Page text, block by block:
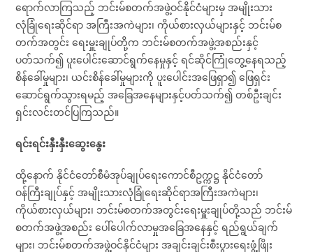
ရောက်လာကြသည့် ဘင်းမ်စတက်အဖွဲ့ဝင်နိုင်ငံများမှ အမျိုးသား
လုံခြုံရေးဆိုင်ရာ အကြီးအကဲများ၊ ကိုယ်စားလှယ်များနှင့် ဘင်းမ်စ
တက်အတွင်း ရေးမှူးချုပ်တို့က ဘင်းမ်စတက်အဖွဲ့အစည်းနှင့်
ပတ်သက်၍ ပူးပေါင်းဆောင်ရွက်နေမှုနှင့် ရင်ဆိုင်ကြုံတွေ့နေရသည့်
စိန်ခေါ်မှုများ၊ ယင်းစိန်ခေါ်မှုများကို ပူးပေါင်းအဖြေရှာ၍ ဖြေရှင်း
ဆောင်ရွက်သွားရမည့် အခြေအနေများနှင့်ပတ်သက်၍ တစ်ဦးချင်း
ရှင်းလင်းတင်ပြကြသည်။
ရင်းရင်းနှီးနှီးဆွေးနွေး
ထို့နောက် နိုင်ငံတော်စီမံအုပ်ချုပ်ရေးကောင်စီဥက္ကဋ္ဌ နိုင်ငံတော်
ဝန်ကြီးချုပ်နှင့် အမျိုးသားလုံခြုံရေးဆိုင်ရာအကြီးအကဲများ၊
ကိုယ်စားလှယ်များ၊ ဘင်းမ်စတက်အတွင်းရေးမှူးချုပ်တို့သည် ဘင်းမ်
စတက်အဖွဲ့အစည်း ပေါ်ပေါက်လာမှုအခြေအနေနှင့် ရည်ရွယ်ချက်
များ၊ ဘင်းမ်စတက်အဖွဲ့ဝင်နိုင်ငံများ အချင်းချင်းစီးပွားရေးဖွံ့ဖြိုး